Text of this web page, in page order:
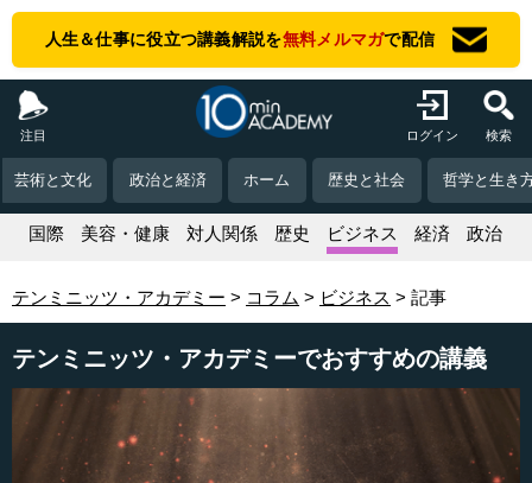
人生＆仕事に役立つ講義解説を無料メルマガで配信
注目 ログイン 検索
芸術と文化 政治と経済 ホーム 歴史と社会 哲学と生き
国際 美容・健康 対人関係 歴史 ビジネス 経済 政治
テンミニッツ・アカデミー コラム ビジネス 記事
テンミニッツ・アカデミーでおすすめの講義